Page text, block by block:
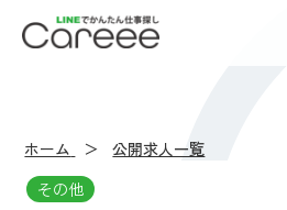
LINEでかん
ホーム
公開求人一覧
その他